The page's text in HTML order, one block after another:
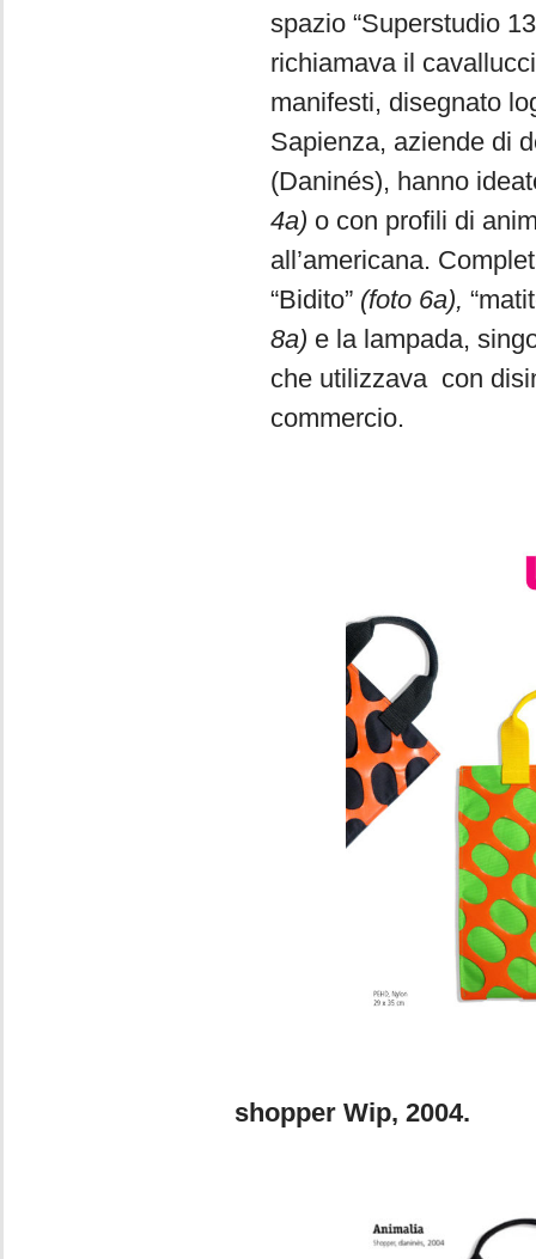
spazio “Superstudio
richiamava il
manifesti, disegnato
Sapienza, aziende di
(Daninés), hanno
4a) o con profili di
all’americana.
“Bidito” (foto 6a),
8a) e la lampada,
che utilizzava con
commercio.
shopper Wip, 2004.